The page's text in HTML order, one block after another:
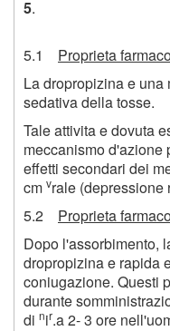
5.
5.1 Proprieta
La dropropizina e
sedativa della tosse.
Tale attivita e dovuta
meccanismo d'azione
effetti secondari dei
cm vrale (depressione
5.2 Proprieta
Dopo l'assorbimento,
dropropizina e rapida
coniugazione. Questi
durante
di nir.a 2- 3 ore